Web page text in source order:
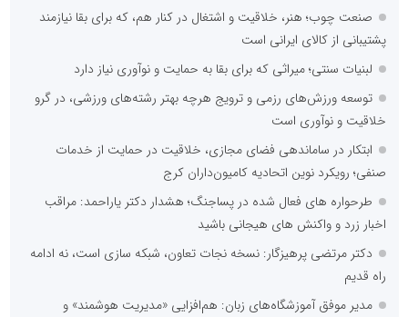
صنعت چوب؛ هنر، خلاقیت و اشتغال در کنار هم، که برای بقا نیازمند
پشتیبانی از کالای ایرانی است
لبنیات سنتی؛ میراثی که برای بقا به حمایت و نوآوری نیاز دارد
توسعه ورزش‌های رزمی و ترویج هرچه بهتر رشته‌های ورزشی، در گرو
خلاقیت و نوآوری است
ابتکار در ساماندهی فضای مجازی، خلاقیت در حمایت از خدمات
صنفی؛ رویکرد نوین اتحادیه کامیون‌داران کرج
طرحواره های فعال شده در پساجنگ؛ هشدار دکتر یاراحمد: مراقب
اخبار زرد و واکنش های هیجانی باشید
دکتر مرتضی پرهیزگار: نسخه نجات تعاون، شبکه سازی است، نه ادامه
راه قدیم
مدیر موفق آموزشگاه‌های زبان: هم‌افزایی «مدیریت هوشمند» و